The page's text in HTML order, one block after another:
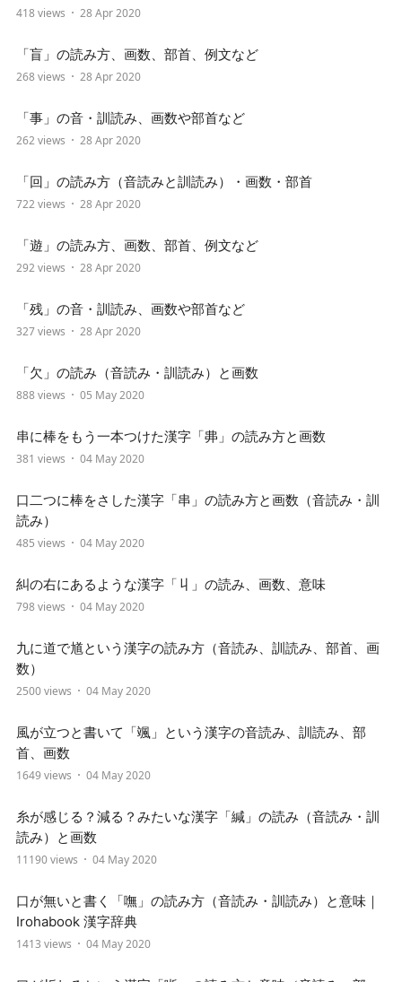
418 views 28 Apr 2020
「盲」の読み方、画数、部首、例文など
268 views 28 Apr 2020
「事」の音・訓読み、画数や部首など
262 views 28 Apr 2020
「回」の読み方（音読みと訓読み）・画数・部首
722 views 28 Apr 2020
「遊」の読み方、画数、部首、例文など
292 views 28 Apr 2020
「残」の音・訓読み、画数や部首など
327 views 28 Apr 2020
「欠」の読み（音読み・訓読み）と画数
888 views 05 May 2020
串に棒をもう一本つけた漢字「丳」の読み方と画数
381 views 04 May 2020
口二つに棒をさした漢字「串」の読み方と画数（音読み・訓
読み）
485 views 04 May 2020
糾の右にあるような漢字「丩」の読み、画数、意味
798 views 04 May 2020
九に道で馗という漢字の読み方（音読み、訓読み、部首、画
数）
2500 views 04 May 2020
風が立つと書いて「颯」という漢字の音読み、訓読み、部
首、画数
1649 views 04 May 2020
糸が感じる？減る？みたいな漢字「緘」の読み（音読み・訓
読み）と画数
11190 views 04 May 2020
口が無いと書く「嘸」の読み方（音読み・訓読み）と意味｜
Irohabook 漢字辞典
1413 views 04 May 2020